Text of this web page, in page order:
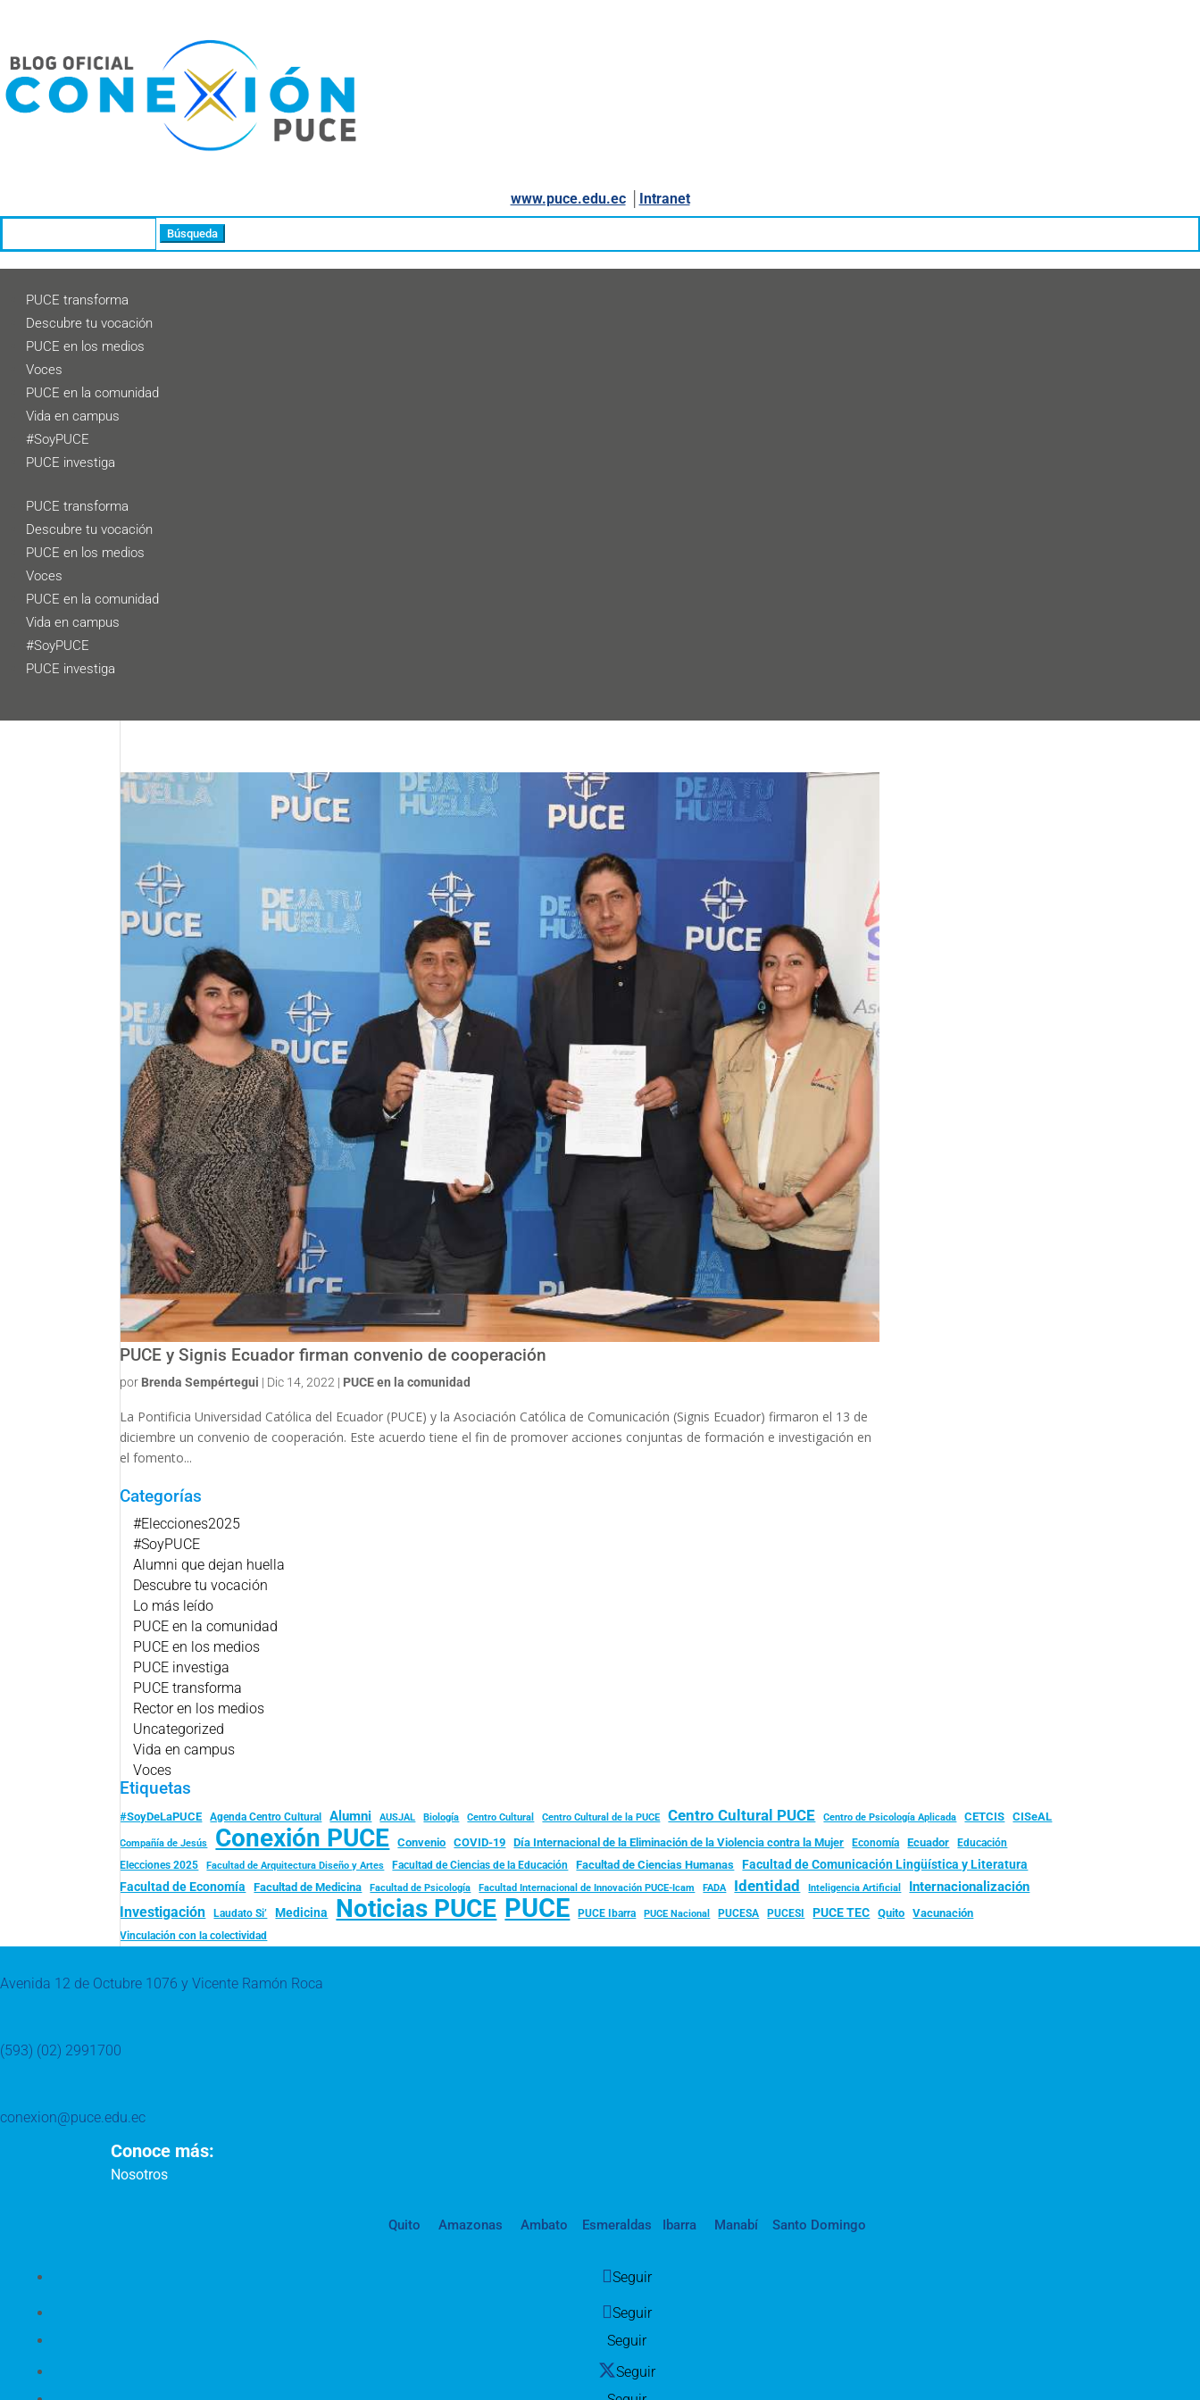
www.puce.edu.ec│ Intranet
PUCE transforma
Descubre tu vocación
PUCE en los medios
Voces
PUCE en la comunidad
Vida en campus
#SoyPUCE
PUCE investiga
PUCE transforma
Descubre tu vocación
PUCE en los medios
Voces
PUCE en la comunidad
Vida en campus
#SoyPUCE
PUCE investiga
PUCE y Signis Ecuador firman convenio de cooperación
por Brenda Sempértegui | Dic 14, 2022 | PUCE en la comunidad
La Pontificia Universidad Católica del Ecuador (PUCE) y la Asociación Católica de Comunicación (Signis Ecuador) firmaron el 13 de
diciembre un convenio de cooperación. Este acuerdo tiene el fin de promover acciones conjuntas de formación e investigación en
el fomento...
Categorías
#Elecciones2025
#SoyPUCE
Alumni que dejan huella
Descubre tu vocación
Lo más leído
PUCE en la comunidad
PUCE en los medios
PUCE investiga
PUCE transforma
Rector en los medios
Uncategorized
Vida en campus
Voces
Etiquetas
#SoyDeLaPUCE Agenda Centro Cultural Alumni AUSJAL Biología Centro Cultural Centro Cultural de la PUCE Centro Cultural PUCE Centro de Psicología Aplicada CETCIS CISeAL
Compañía de Jesús Conexión PUCE Convenio COVID-19 Día Internacional de la Eliminación de la Violencia contra la Mujer Economía Ecuador
Educación
Elecciones 2025
Facultad de Arquitectura Diseño y Artes Facultad de Ciencias de la Educación Facultad de Ciencias Humanas Facultad de Comunicación Lingüística y Literatura
Facultad de Economía Facultad de Medicina Facultad de Psicología Facultad Internacional de Innovación PUCE-Icam FADA Identidad Inteligencia Artificial Internacionalización
Investigación Laudato Si’ Medicina Noticias PUCE PUCE PUCE Ibarra PUCE Nacional PUCESA PUCESI PUCE TEC Quito Vacunación
Vinculación con la colectividad
Avenida 12 de Octubre 1076 y Vicente Ramón Roca
(593) (02) 2991700
conexion@puce.edu.ec
Conoce más:
Nosotros
Quito Amazonas Ambato Esmeraldas Ibarra Manabí Santo Domingo
Seguir
Seguir
Seguir
Seguir